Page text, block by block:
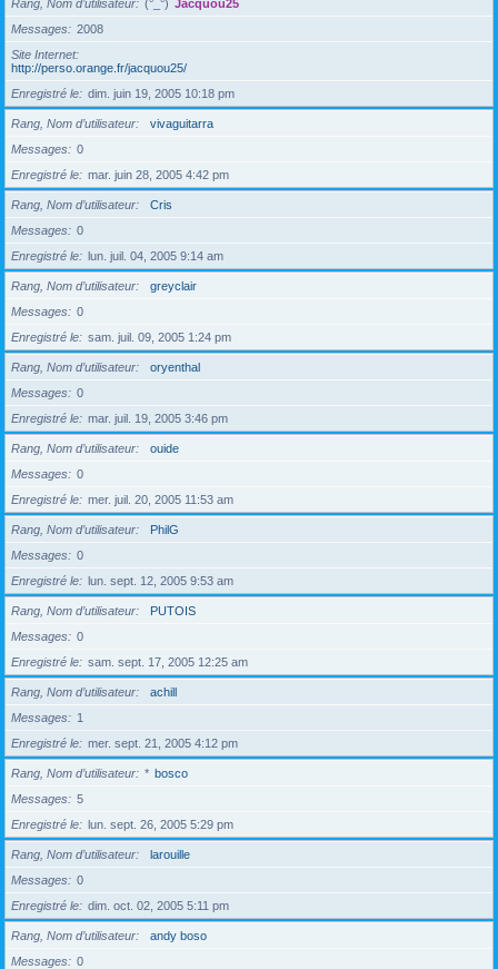
Rang, Nom d’utilisateur (°_°) Jacquou25
Messages
2008
Site Internet
http://perso.orange.fr/jacquou25/
Enregistré le
dim. juin 19, 2005 10:18 pm
Rang, Nom d’utilisateur
vivaguitarra
Messages
0
Enregistré le
mar. juin 28, 2005 4:42 pm
Rang, Nom d’utilisateur
Cris
Messages
0
Enregistré le
lun. juil. 04, 2005 9:14 am
Rang, Nom d’utilisateur
greyclair
Messages
0
Enregistré le
sam. juil. 09, 2005 1:24 pm
Rang, Nom d’utilisateur
oryenthal
Messages
0
Enregistré le
mar. juil. 19, 2005 3:46 pm
Rang, Nom d’utilisateur
ouide
Messages
0
Enregistré le
mer. juil. 20, 2005 11:53 am
Rang, Nom d’utilisateur
PhilG
Messages
0
Enregistré le
lun. sept. 12, 2005 9:53 am
Rang, Nom d’utilisateur
PUTOIS
Messages
0
Enregistré le
sam. sept. 17, 2005 12:25 am
Rang, Nom d’utilisateur
achill
Messages
1
Enregistré le
mer. sept. 21, 2005 4:12 pm
Rang, Nom d’utilisateur * bosco
Messages
5
Enregistré le
lun. sept. 26, 2005 5:29 pm
Rang, Nom d’utilisateur
larouille
Messages
0
Enregistré le
dim. oct. 02, 2005 5:11 pm
Rang, Nom d’utilisateur
andy boso
Messages
0